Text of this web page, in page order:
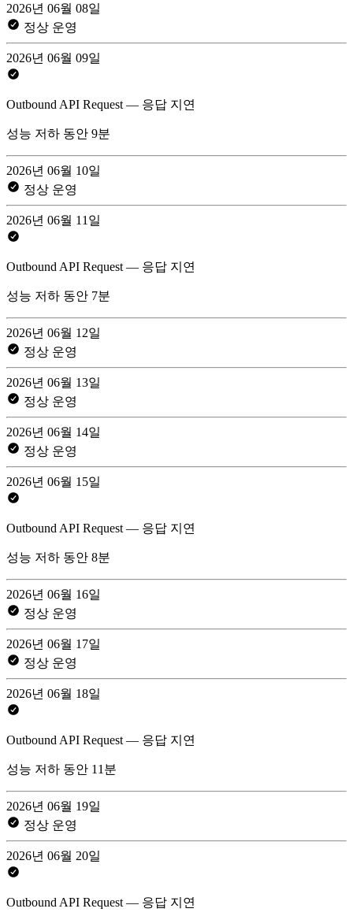
2026년 06월 08일
정상 운영
2026년 06월 09일
Outbound API Request — 응답 지연
성능 저하 동안 9분
2026년 06월 10일
정상 운영
2026년 06월 11일
Outbound API Request — 응답 지연
성능 저하 동안 7분
2026년 06월 12일
정상 운영
2026년 06월 13일
정상 운영
2026년 06월 14일
정상 운영
2026년 06월 15일
Outbound API Request — 응답 지연
성능 저하 동안 8분
2026년 06월 16일
정상 운영
2026년 06월 17일
정상 운영
2026년 06월 18일
Outbound API Request — 응답 지연
성능 저하 동안 11분
2026년 06월 19일
정상 운영
2026년 06월 20일
Outbound API Request — 응답 지연